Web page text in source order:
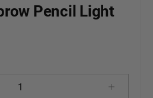
Pencil Light
Voer de